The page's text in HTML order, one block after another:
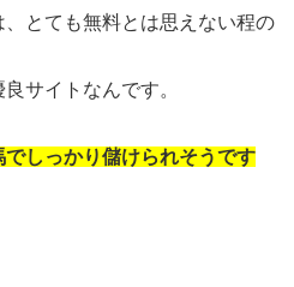
とても無料とは思えない程の
サイトなんです。
しっかり儲けられそうです